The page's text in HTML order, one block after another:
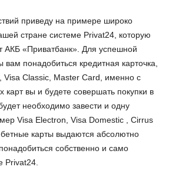
приведу на примере широко
стране системе Privat24, которую
АКБ «Приватбанк». Для успешной
понадобиться кредитная карточка,
Visa Classic, Master Card, именно с
вы и будете совершать покупки в
необходимо завести и одну
Visa Electron, Visa Domestic , Cirrus
карты выдаются абсолютно
собственно и само
Privat24.